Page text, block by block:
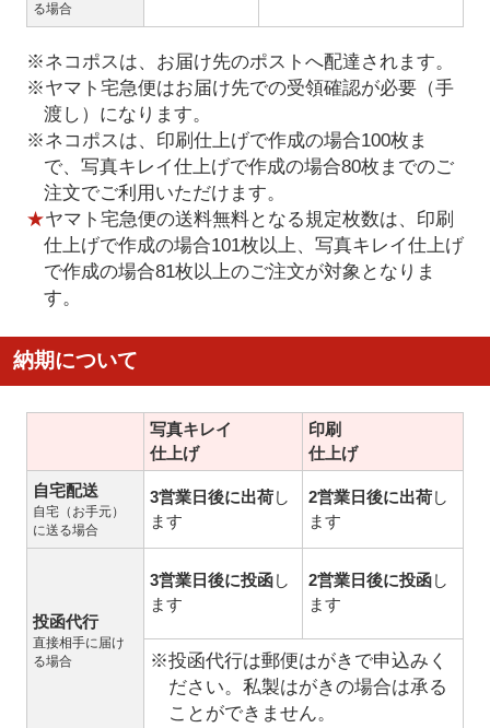
る場合
※ネコポスは、お届け先のポストへ配達されます。
※ヤマト宅急便はお届け先での受領確認が必要（手
渡し）になります。
※ネコポスは、印刷仕上げで作成の場合100枚ま
で、写真キレイ仕上げで作成の場合80枚までのご
注文でご利用いただけます。
★ヤマト宅急便の送料無料となる規定枚数は、印刷
仕上げで作成の場合101枚以上、写真キレイ仕上げ
で作成の場合81枚以上のご注文が対象となりま
す。
納期について
写真キレイ
仕上げ
印刷
仕上げ
自宅配送
自宅（お手元）
に送る場合
3営業日後に出荷し
ます
2営業日後に出荷し
ます
投函代行
直接相手に届け
る場合
3営業日後に投函し
ます
2営業日後に投函し
ます
※投函代行は郵便はがきで申込みく
ださい。私製はがきの場合は承る
ことができません。